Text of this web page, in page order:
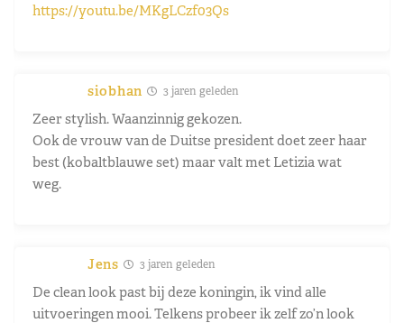
https://youtu.be/MKgLCzf03Qs
siobhan 3 jaren geleden
Zeer stylish. Waanzinnig gekozen.
Ook de vrouw van de Duitse president doet zeer haar
best (kobaltblauwe set) maar valt met Letizia wat
weg.
Jens 3 jaren geleden
De clean look past bij deze koningin, ik vind alle
uitvoeringen mooi. Telkens probeer ik zelf zo’n look